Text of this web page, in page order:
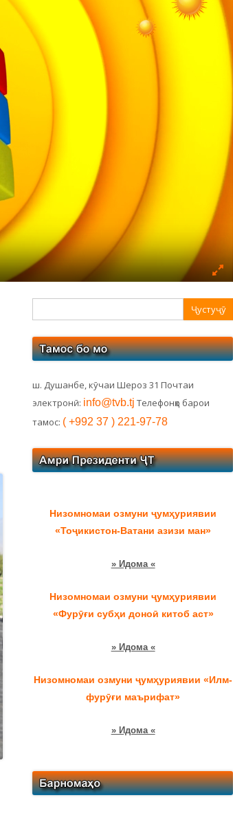
боковая
ш. Душанбе, кӯчаи Шероз 31 Почтаи
электронӣ: info@tvb.tj Телефонҳо барои
тамос: ( +992 37 ) 221-97-78
Низомномаи озмуни ҷумҳуриявии
«Тоҷикистон-Ватани азизи ман»
» Идома «
Низомномаи озмуни ҷумҳуриявии
«Фурӯғи субҳи доноӣ китоб аст»
» Идома «
Низомномаи озмуни ҷумҳуриявии «Илм-
фурӯғи маърифат»
» Идома «